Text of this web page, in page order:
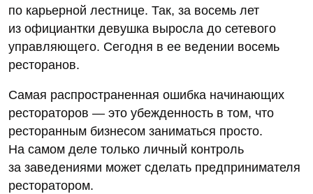
по карьерной лестнице. Так, за восемь лет
из официантки девушка выросла до сетевого
управляющего. Сегодня в ее ведении восемь
ресторанов.
Самая распространенная ошибка начинающих
рестораторов — это убежденность в том, что
ресторанным бизнесом заниматься просто.
На самом деле только личный контроль
за заведениями может сделать предпринимателя
ресторатором.